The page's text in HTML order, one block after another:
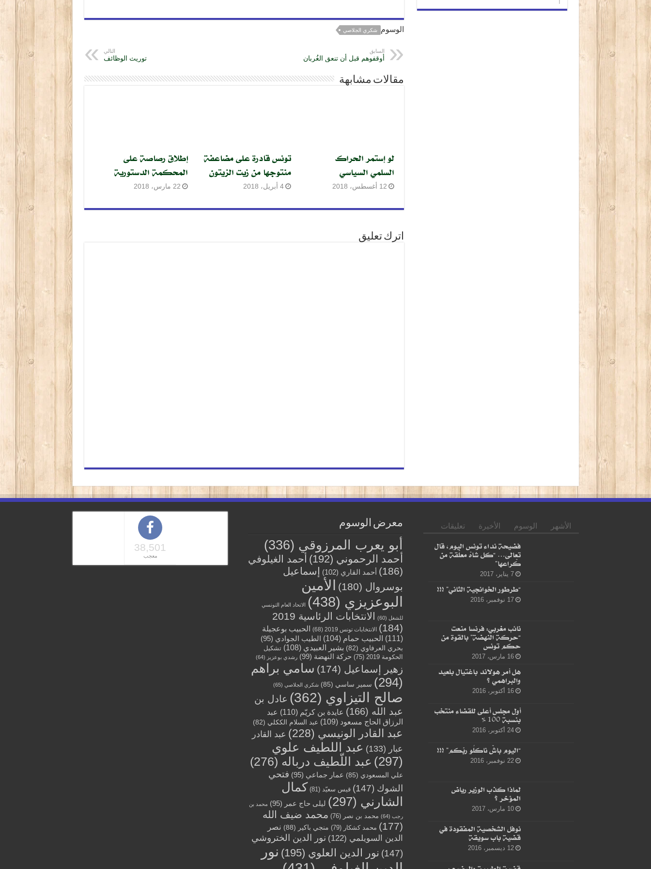
k
p
m
e
الوسوم شكري الجلاصي
السابق
أوقفوهم قبل أن تنعق الغُربان
التالي
توريث الوظائف
مقالات مشابهة
لو إستمر الحراك
السلمي السياسي
12 أغسطس، 2018
تونس قادرة على مضاعفة
منتوجها من زيت الزيتون
4 أبريل، 2018
إطلاق رصاصة على
المحكمة الدستورية
22 مارس، 2018
اترك تعليق
الأشهر الوسوم الأخيرة تعليقات
فضيحة نداء تونس اليوم، قال
تعالى… “كل شاهْ معلّقة من
كْراعها”
7 يناير، 2017
“طرطور الخوانجية الثاني” !!!
17 نوفمبر، 2016
نائب مغربي: فرنسا منعت
“حركة النهضة” بالقوة من
حكم تونس
16 مارس، 2017
هل أمر هولاند باغتيال بلعيد
والبراهمي ؟
16 أكتوبر، 2016
أول مجلس أعلى للقضاء منتخب
بنسبة 100 %
24 أكتوبر، 2016
“اليوم باشْ ناكلُو ربّكم” !!!
22 نوفمبر، 2016
لماذا كذب الوزير رياض
المؤخر ؟
10 مارس، 2017
نوفل الشخصية المفقودة في
قضية باب سويقة
12 ديسمبر، 2016
معرض الوسوم
أبو يعرب المرزوقي (336)
أحمد الرحموني (192)
أحمد الغيلوفي
(186)
أحمد القاري (102)
إسماعيل
بوسروال (180)
الأمين
البوعزيزي (438) الاتحاد العام التونسي
للشغل (60)
الانتخابات الرئاسية 2019
(184)
الانتخابات تونس 2019 (68)
الحبيب بوعجيلة
(111)
الحبيب حمام (104) الطيب الجوادي (95)
بحري العرفاوي (82) بشير العبيدي (108)
تشكيل
الحكومة 2019
(75) حركة النهضة (99) رشدي بوعزيز (64)
زهير إسماعيل (174)
سامي براهم
(294)
سمير ساسي (85) شكري الجلاصي(65)
صالح التيزاوي (362)
عادل بن
عبد الله (166) عايدة بن كريّم (110)
عبد
الرزاق الحاج مسعود (109) عبد السلام الككلي (82)
عبد القادر الونيسي (228)
عبد القادر
عبار (133)
عبد اللطيف علوي
(297)
عبد اللّطيف درباله (276)
علي المسعودي (85) عمار جماعي (95)
فتحي
الشوك (147) قيس سعيّد (81)
كمال
الشارني (297) ليلى حاج عمر (95) محمد بن
رجب(64) محمد بن نصر (76)
محمد ضيف الله
(177)
محمد كشكار (79) منجي باكير (88)
نصر
الدين السويلمي (122)
نور الدين الختروشي
(147)
نور الدين العلوي (195)
نور
38,501
معجب